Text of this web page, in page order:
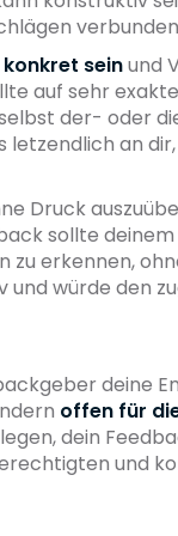
seinund
auf sehr
der- oder
an
Druck
sollte
zu erkennen,
würde den
deine
offen für
dein
und